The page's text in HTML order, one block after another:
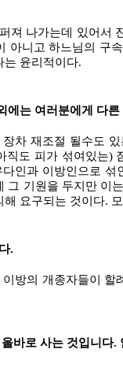
져 나가는데 있어서
아니고 하느님의 구
는 윤리적이다.
에는 여러분에게 다
차 재조절 될수도
직도 피가 섞여있는)
인과 이방인으로
그 기원을 두지만 이
요구되는 것이다.
.
방의 개종자들이
바로 사는 것입니다.